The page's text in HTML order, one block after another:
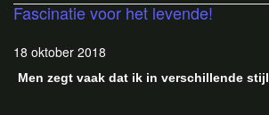
Fascinatie voor het levende!
18 oktober 2018
Men zegt vaak dat ik in verschillende